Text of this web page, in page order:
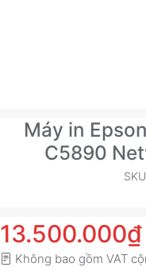
Máy in
C5890
13.500.000₫
Không bao gồm VAT